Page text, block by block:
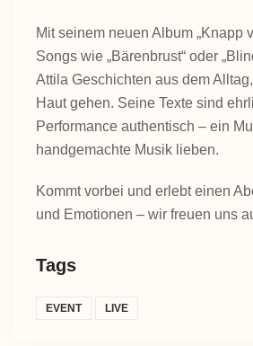
Mit seinem neuen Album „Knapp
Songs wie „Bärenbrust“ oder
Attila Geschichten aus dem
Haut gehen. Seine Texte sind
Performance authentisch – ein
handgemachte Musik lieben.
Kommt vorbei und erlebt einen
und Emotionen – wir freuen uns
Tags
EVENT LIVE